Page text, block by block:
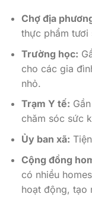
Chợ địa
thực phẩm tươi
Trường học:
cho các gia
nhỏ.
Trạm Y tế:
chăm sóc sức
Ủy ban xã:
Cộng đồng
có nhiều
hoạt động, tạo